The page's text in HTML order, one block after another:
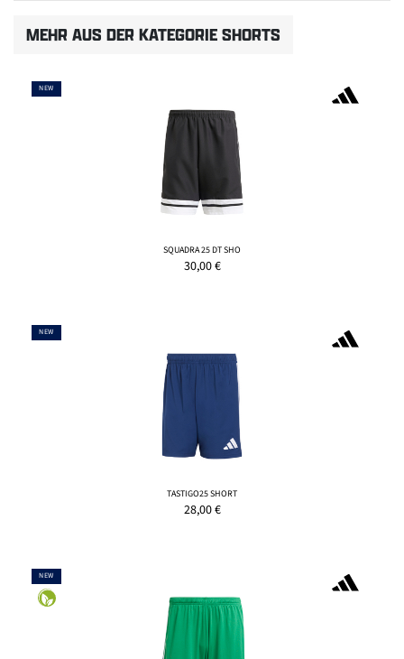
MEHR AUS DER KATEGORIE SHORTS
NEW
SQUADRA 25 DT SHO
30,00€
NEW
TASTIGO25 SHORT
28,00€
NEW